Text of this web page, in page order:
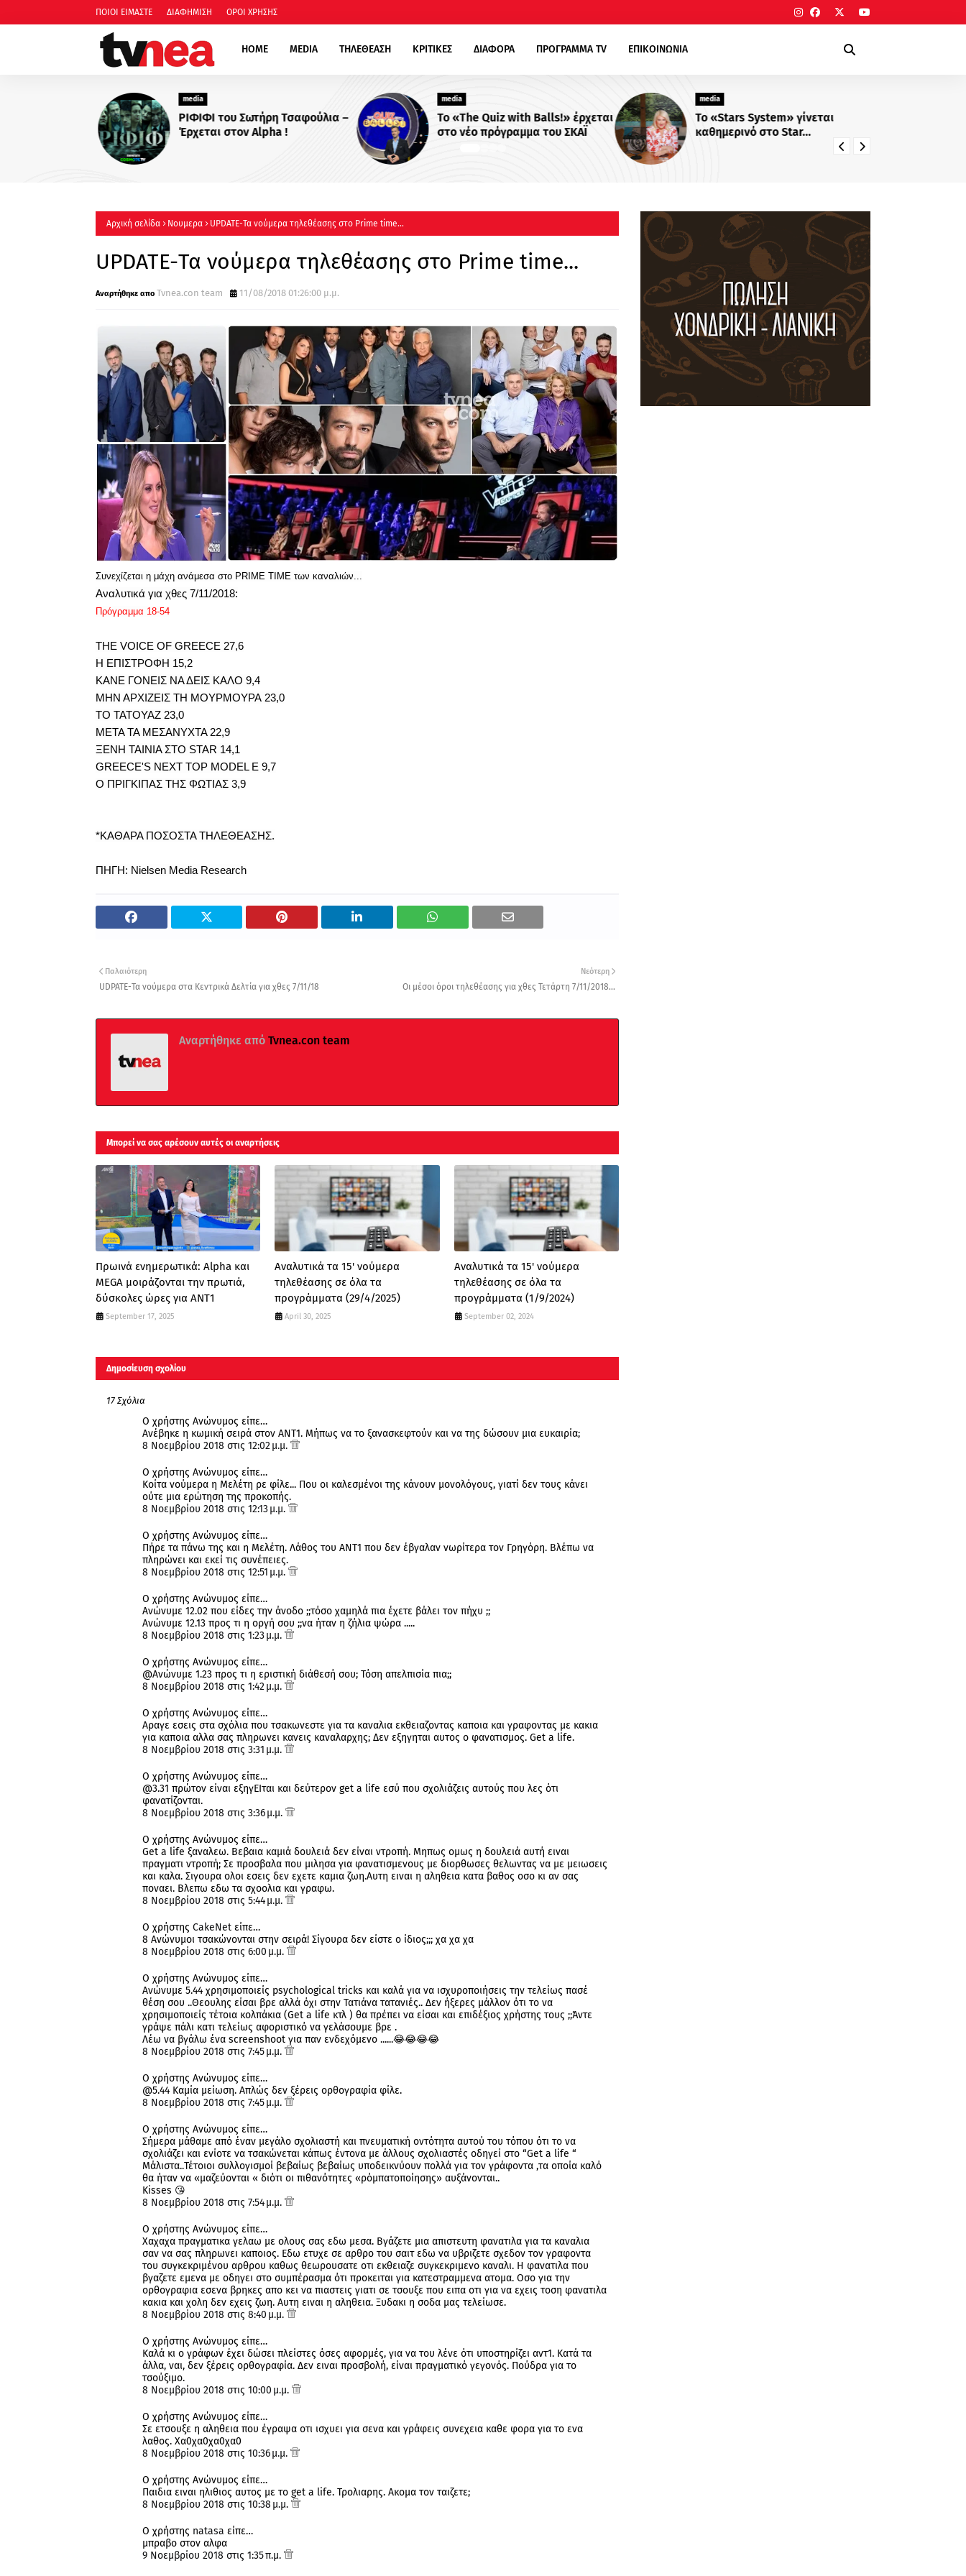
ΠΟΙΟΙ ΕΙΜΑΣΤΕ ΔΙΑΦΗΜΙΣΗ ΟΡΟΙ ΧΡΗΣΗΣ
HOME MEDIA ΤΗΛΕΘΕΑΣΗ ΚΡΙΤΙΚΕΣ ΔΙΑΦΟΡΑ ΠΡΟΓΡΑΜΜΑ TV ΕΠΙΚΟΙΝΩΝΙΑ
media
ΡΙΦΙΦΙ του Σωτήρη Τσαφούλια –
Έρχεται στον Alpha !
media
Το «The Quiz with Balls!» έρχεται
στο νέο πρόγραμμα του ΣΚΑΪ
media
Το «Stars System» γίνεται
καθημερινό στο Star...
Αρχική σελίδα Νουμερα UPDATE-Τα νούμερα τηλεθέασης στο Prime time...
UPDATE-Τα νούμερα τηλεθέασης στο Prime time...
Tvnea.con team 11/08/2018 01:26:00 μ.μ.
Συνεχίζεται η μάχη ανάμεσα στο PRIME TIME των καναλιών...
Αναλυτικά για χθες 7/11/2018:
Πρόγραμμα 18-54
THE VOICE OF GREECE 27,6
Η ΕΠΙΣΤΡΟΦΗ 15,2
ΚΑΝΕ ΓΟΝΕΙΣ ΝΑ ΔΕΙΣ ΚΑΛΟ 9,4
ΜΗΝ ΑΡΧΙΖΕΙΣ ΤΗ ΜΟΥΡΜΟΥΡΑ 23,0
ΤΟ ΤΑΤΟΥΑΖ 23,0
ΜΕΤΑ ΤΑ ΜΕΣΑΝΥΧΤΑ 22,9
ΞΕΝΗ ΤΑΙΝΙΑ ΣΤΟ STAR 14,1
GREECE'S NEXT TOP MODEL Ε 9,7
Ο ΠΡΙΓΚΙΠΑΣ ΤΗΣ ΦΩΤΙΑΣ 3,9
*ΚΑΘΑΡΑ ΠΟΣΟΣΤΑ ΤΗΛΕΘΕΑΣΗΣ.
ΠΗΓΗ: Nielsen Media Research
Νεότερη
Οι μέσοι όροι τηλεθέασης για χθες Τετάρτη 7/11/2018...
Παλαιότερη
UDPATE-Τα νούμερα στα Κεντρικά Δελτία για χθες 7/11/18
Αναρτήθηκε από Tvnea.con team
Μπορεί να σας αρέσουν αυτές οι αναρτήσεις
Πρωινά ενημερωτικά: Alpha και
MEGA μοιράζονται την πρωτιά,
δύσκολες ώρες για ΑΝΤ1
September 17, 2025
Αναλυτικά τα 15' νούμερα
τηλεθέασης σε όλα τα
προγράμματα (29/4/2025)
April 30, 2025
Αναλυτικά τα 15' νούμερα
τηλεθέασης σε όλα τα
προγράμματα (1/9/2024)
September 02, 2024
Δημοσίευση σχολίου
17 Σχόλια
Ο χρήστης Ανώνυμος είπε…
Ανέβηκε η κωμική σειρά στον ΑΝΤ1. Μήπως να το ξανασκεφτούν και να της δώσουν μια ευκαιρία;
8 Νοεμβρίου 2018 στις 12:02 μ.μ.
Ο χρήστης Ανώνυμος είπε…
Κοίτα νούμερα η Μελέτη ρε φίλε... Που οι καλεσμένοι της κάνουν μονολόγους, γιατί δεν τους κάνει
ούτε μια ερώτηση της προκοπής.
8 Νοεμβρίου 2018 στις 12:13 μ.μ.
Ο χρήστης Ανώνυμος είπε…
Πήρε τα πάνω της και η Μελέτη. Λάθος του ANT1 που δεν έβγαλαν νωρίτερα τον Γρηγόρη. Βλέπω να
πληρώνει και εκεί τις συνέπειες.
8 Νοεμβρίου 2018 στις 12:51 μ.μ.
Ο χρήστης Ανώνυμος είπε…
Ανώνυμε 12.02 που είδες την άνοδο ;;τόσο χαμηλά πια έχετε βάλει τον πήχυ ;;
Ανώνυμε 12.13 προς τι η οργή σου ;;να ήταν η ζήλια ψώρα .....
8 Νοεμβρίου 2018 στις 1:23 μ.μ.
Ο χρήστης Ανώνυμος είπε…
@Ανώνυμε 1.23 προς τι η εριστική διάθεσή σου; Τόση απελπισία πια;;
8 Νοεμβρίου 2018 στις 1:42 μ.μ.
Ο χρήστης Ανώνυμος είπε…
Αραγε εσεις στα σχόλια που τσακωνεστε για τα καναλια εκθειαζοντας καποια και γραφοντας με κακια
για καποια αλλα σας πληρωνει κανεις καναλαρχης; Δεν εξηγηται αυτος ο φανατισμος. Get a life.
8 Νοεμβρίου 2018 στις 3:31 μ.μ.
Ο χρήστης Ανώνυμος είπε…
@3.31 πρώτον είναι εξηγΕΙται και δεύτερον get a life εσύ που σχολιάζεις αυτούς που λες ότι
φανατίζονται.
8 Νοεμβρίου 2018 στις 3:36 μ.μ.
Ο χρήστης Ανώνυμος είπε…
Get a life ξαναλεω. Βεβαια καμιά δουλειά δεν είναι ντροπή. Μηπως ομως η δουλειά αυτή ειναι
πραγματι ντροπή; Σε προσβαλα που μιλησα για φανατισμενους με διορθωσες θελωντας να με μειωσεις
και καλα. Σιγουρα ολοι εσεις δεν εχετε καμια ζωη.Αυτη ειναι η αληθεια κατα βαθος οσο κι αν σας
ποναει. Βλεπω εδω τα σχοολια και γραφω.
8 Νοεμβρίου 2018 στις 5:44 μ.μ.
Ο χρήστης CakeNet είπε…
8 Ανώνυμοι τσακώνονται στην σειρά! Σίγουρα δεν είστε ο ίδιος;;; χα χα χα
8 Νοεμβρίου 2018 στις 6:00 μ.μ.
Ο χρήστης Ανώνυμος είπε…
Ανώνυμε 5.44 χρησιμοποιείς psychological tricks και καλά για να ισχυροποιήσεις την τελείως πασέ
θέση σου ..Θεουλης είσαι βρε αλλά όχι στην Τατιάνα τατανιές.. Δεν ήξερες μάλλον ότι το να
χρησιμοποιείς τέτοια κολπάκια (Get a life κτλ ) θα πρέπει να είσαι και επιδέξιος χρήστης τους ;;Άντε
γράψε πάλι κατι τελείως αφοριστικό να γελάσουμε βρε .
Λέω να βγάλω ένα screenshoot για παν ενδεχόμενο ......😂😂😂😂
8 Νοεμβρίου 2018 στις 7:45 μ.μ.
Ο χρήστης Ανώνυμος είπε…
@5.44 Καμία μείωση. Απλώς δεν ξέρεις ορθογραφία φίλε.
8 Νοεμβρίου 2018 στις 7:45 μ.μ.
Ο χρήστης Ανώνυμος είπε…
Σήμερα μάθαμε από έναν μεγάλο σχολιαστή και πνευματική οντότητα αυτού του τόπου ότι το να
σχολιάζει και ενίοτε να τσακώνεται κάπως έντονα με άλλους σχολιαστές οδηγεί στο “Get a life “
Μάλιστα..Τέτοιοι συλλογισμοί βεβαίως βεβαίως υποδεικνύουν πολλά για τον γράφοντα ,τα οποία καλό
θα ήταν να «μαζεύονται « διότι οι πιθανότητες «ρόμπατοποίησης» αυξάνονται..
Kisses 😘
8 Νοεμβρίου 2018 στις 7:54 μ.μ.
Ο χρήστης Ανώνυμος είπε…
Χαχαχα πραγματικα γελαω με ολους σας εδω μεσα. Βγάζετε μια απιστευτη φανατιλα για τα καναλια
σαν να σας πληρωνει καποιος. Εδω ετυχε σε αρθρο του σαιτ εδω να υβριζετε σχεδον τον γραφοντα
του συγκεκριμένου αρθρου καθως θεωρουσατε οτι εκθειαζε συγκεκριμενο καναλι. Η φανατιλα που
βγαζετε εμενα με οδηγει στο συμπέρασμα ότι προκειται για κατεστραμμενα ατομα. Οσο για την
ορθογραφια εσενα βρηκες απο κει να πιαστεις γιατι σε τσουξε που ειπα οτι για να εχεις τοση φανατιλα
κακια και χολη δεν εχεις ζωη. Αυτη ειναι η αληθεια. Ξυδακι η σοδα μας τελείωσε.
8 Νοεμβρίου 2018 στις 8:40 μ.μ.
Ο χρήστης Ανώνυμος είπε…
Καλά κι ο γράφων έχει δώσει πλείστες όσες αφορμές, για να του λένε ότι υποστηρίζει αντ1. Κατά τα
άλλα, ναι, δεν ξέρεις ορθογραφία. Δεν ειναι προσβολή, είναι πραγματικό γεγονός. Πούδρα για το
τσούξιμο.
8 Νοεμβρίου 2018 στις 10:00 μ.μ.
Ο χρήστης Ανώνυμος είπε…
Σε ετσουξε η αληθεια που έγραψα οτι ισχυει για σενα και γράφεις συνεχεια καθε φορα για το ενα
λαθος. Χα0χα0χα0χα0
8 Νοεμβρίου 2018 στις 10:36 μ.μ.
Ο χρήστης Ανώνυμος είπε…
Παιδια ειναι ηλιθιος αυτος με το get a life. Τρολιαρης. Ακομα τον ταιζετε;
8 Νοεμβρίου 2018 στις 10:38 μ.μ.
Ο χρήστης natasa είπε…
μπραβο στον αλφα
9 Νοεμβρίου 2018 στις 1:35 π.μ.